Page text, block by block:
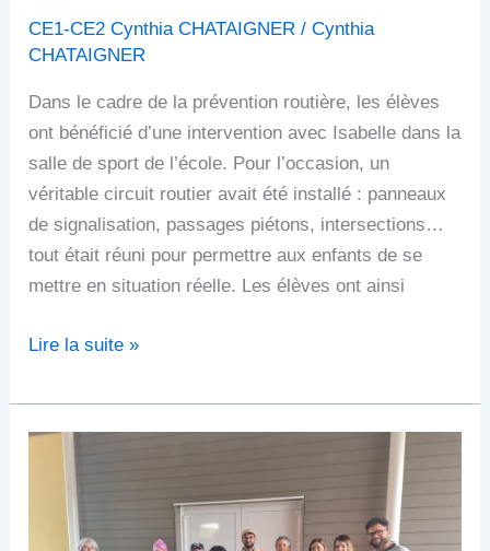
CE1-CE2 Cynthia CHATAIGNER /Cynthia
CHATAIGNER
Dans le cadre de la prévention routière, les élèves
ont bénéficié d’une intervention avec Isabelle dans la
salle de sport de l’école. Pour l’occasion, un
véritable circuit routier avait été installé : panneaux
de signalisation, passages piétons, intersections…
tout était réuni pour permettre aux enfants de se
mettre en situation réelle. Les élèves ont ainsi
Lire la suite »
découverte